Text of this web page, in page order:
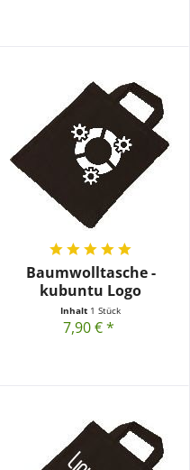
Baumwolltasche -
kubuntu Logo
Inhalt 1 Stück
7,90 € *